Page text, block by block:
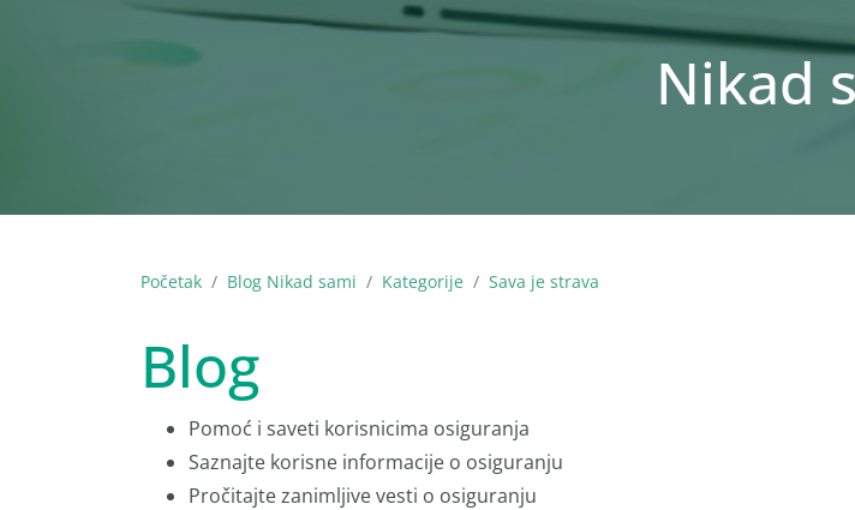
Nikad
Početak Blog Nikad sami Kategorije Sava je strava
Blog
Pomoć i saveti korisnicima osiguranja
Saznajte korisne informacije o osiguranju
Pročitajte zanimljive vesti o osiguranju